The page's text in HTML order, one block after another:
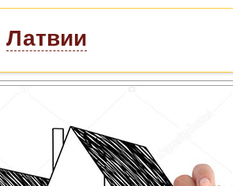
Латвии